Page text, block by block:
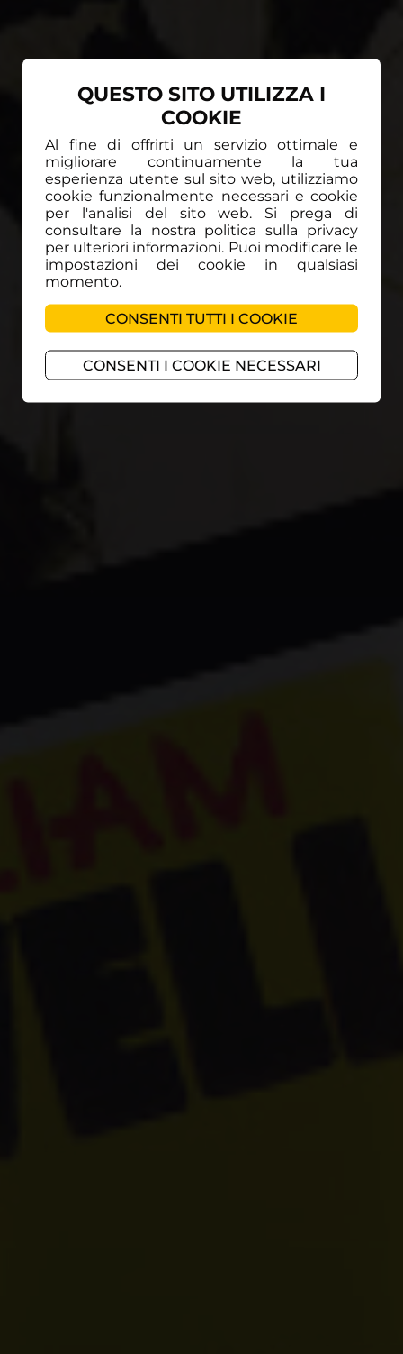
Si comincia da qui! Inserisci la tua email e
abbonati a Teca TV!
Abbonati!
QUESTO SITO UTILIZZA I
COOKIE
Al fine di offrirti un servizio ottimale e
migliorare continuamente la tua
esperienza utente sul sito web, utilizziamo
cookie funzionalmente necessari e cookie
per l'analisi del sito web. Si prega di
consultare la nostra politica sulla privacy
per ulteriori informazioni. Puoi modificare le
impostazioni dei cookie in qualsiasi
momento.
CONSENTI TUTTI I COOKIE
CONSENTI I COOKIE NECESSARI